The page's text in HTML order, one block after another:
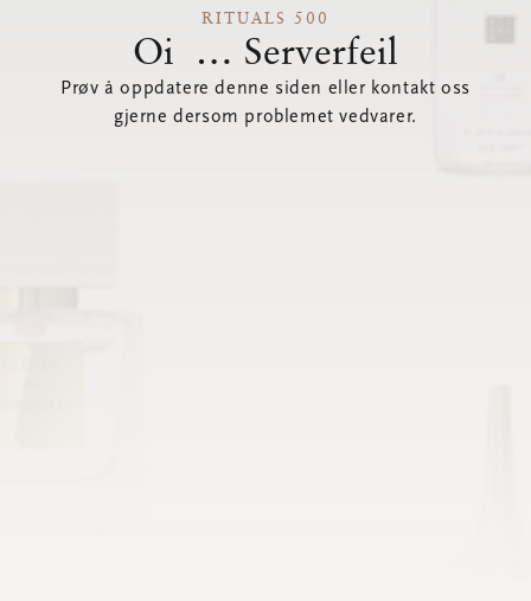
RITUALS 500
Oi … Serverfeil
Prøv å oppdatere denne siden eller kontakt oss
gjerne dersom problemet vedvarer.